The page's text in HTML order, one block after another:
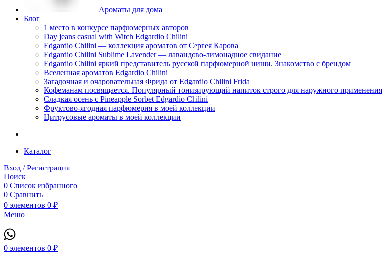
Ароматы для дома
Блог
1 место в конкурсе парфюмерных авторов
Day jeans casual with Witch Edgardio Chilini
Edgardio Chilini — коллекция ароматов от Сергея Карова
Edgardio Chilini Sublime Lavender — лавандово-лимонадное свидание
Edgardio Chilini яркий представитель русской парфюмерной ниши. Знакомство с брендом
Вселенная ароматов Edgardio Chilini
Загадочная и очаровательная Фрида от Edgardio Chilini Frida
Кофеманам посвящается. Популярный тонизирующий напиток строго для наружного применения
Сладкая осень с Pineapple Sorbet Edgardio Chilini
Фруктово-ягодная парфюмерия в моей коллекции
​Цитрусовые ароматы в моей коллекции
Каталог
Вход / Регистрация
Поиск
0 Список избранного
0 Сравнить
0 элементов 0 ₽
Меню
0 элементов 0 ₽